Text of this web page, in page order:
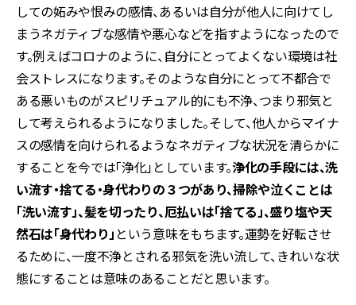
しての妬みや恨みの感情、あるいは自分が他人に向けてし
まうネガティブな感情や悪心などを指すようになったので
す。例えばコロナのように、自分にとってよくない環境は社
会ストレスになります。そのような自分にとって不都合で
ある悪いものがスピリチュアル的にも不浄、つまり邪気と
して考えられるようになりました。そして、他人からマイナ
スの感情を向けられるようなネガティブな状況を清らかに
することを今では「浄化」としています。浄化の手段には、洗
い流す・捨てる・身代わりの３つがあり、掃除や泣くことは
「洗い流す」、髪を切ったり、厄払いは「捨てる」、盛り塩や天
然石は「身代わり」 という意味をもちます。運勢を好転させ
るために、一度不浄とされる邪気を洗い流して、きれいな状
態にすることは意味のあることだと思います。